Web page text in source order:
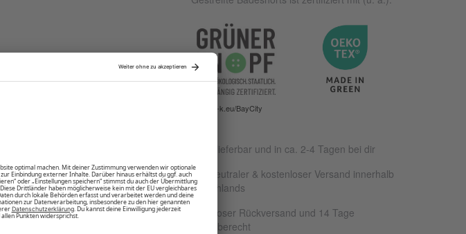
www.g-k.eu/BayCity
Sofort lieferbar und in ca. 2-4 Tagen bei dir
Klimaneutraler & kostenloser Versand innerhalb
Deutschlands
Kostenloser Rückversand und 14 Tage
Rückgaberecht